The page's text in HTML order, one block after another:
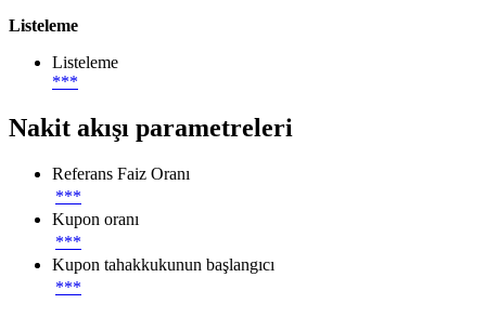
Listeleme
Listeleme
***
Nakit akışı parametreleri
Referans Faiz Oranı
***
Kupon oranı
***
Kupon tahakkukunun başlangıcı
***